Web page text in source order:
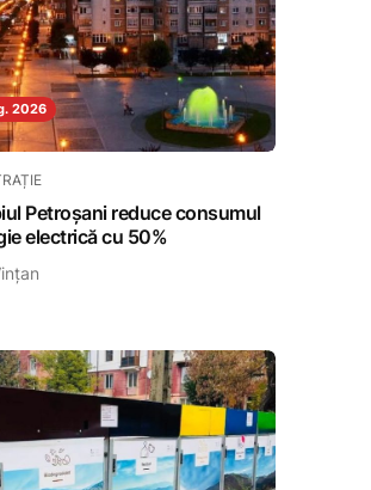
2026
Petroșani reduce consumul
electrică cu 50%